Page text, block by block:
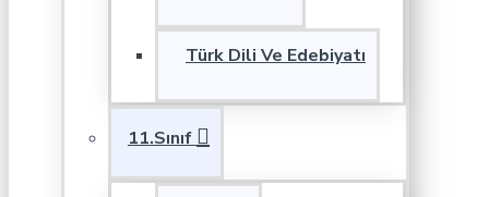
Türk Dili Ve Edebiyatı
11.Sınıf